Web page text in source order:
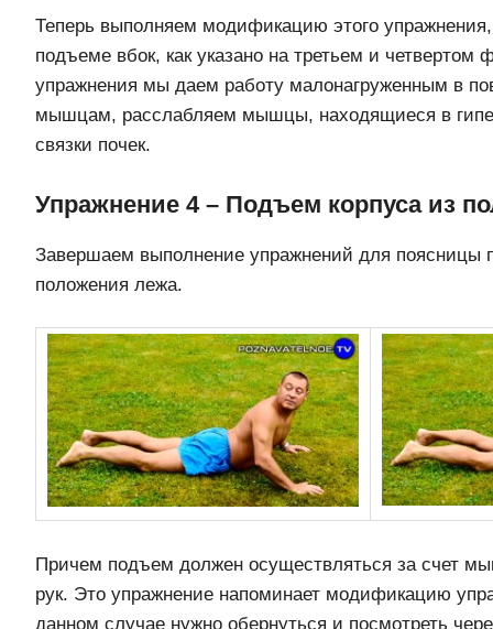
Теперь выполняем модификацию этого упражнения,
подъеме вбок, как указано на третьем и
упражнения мы даем работу малонагруженным в
мышцам, расслабляем мышцы, находящиеся в
связки почек.
Упражнение 4 – Подъем корпуса из
Завершаем выполнение упражнений для поясницы
положения лежа.
Причем подъем должен осуществляться за счет
рук. Это упражнение напоминает модификацию
данном случае нужно обернуться и посмотреть